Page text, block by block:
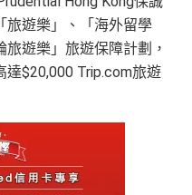
旅遊樂」、「海外留學
遊樂」旅遊保障計劃，
$20,000 Trip.com旅遊